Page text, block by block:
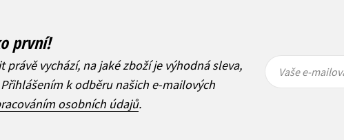
první!
právě vychází, na jaké zboží je výhodná sleva,
k odběru našich e-mailových
osobních údajů.
Vaše e-
mailová
Vaše e-
mailová
Vaše e-